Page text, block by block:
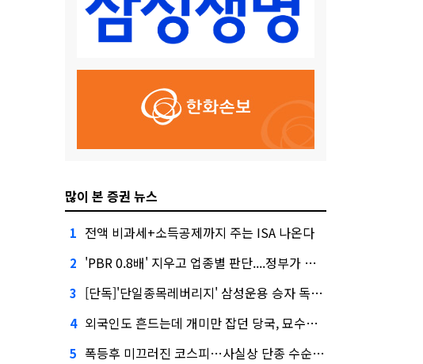
많이 본 증권 뉴스
1 전액 비과세+소득공제까지 주는 ISA 나온다
2 'PBR 0.8배' 지우고 업종별 판단....정부가 제시한 '주가 누르기' 방지법
3 [단독]'단일종목레버리지' 삼성운용 승자 독식...운용수익 미래에셋의 6배
4 외국인도 흔드는데 개미만 잡던 당국, 묘수는 과다호가부담금?
5 폭등후 미끄러진 코스피…사실상 단종 수순 밟는 '단종레'